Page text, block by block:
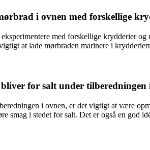
i ovnen med forskellige
med forskellige krydderier
at lade mørbraden marinere i
for salt under tilberedningen
i ovnen, er det vigtigt at være
smag i stedet for salt. Det er også en god